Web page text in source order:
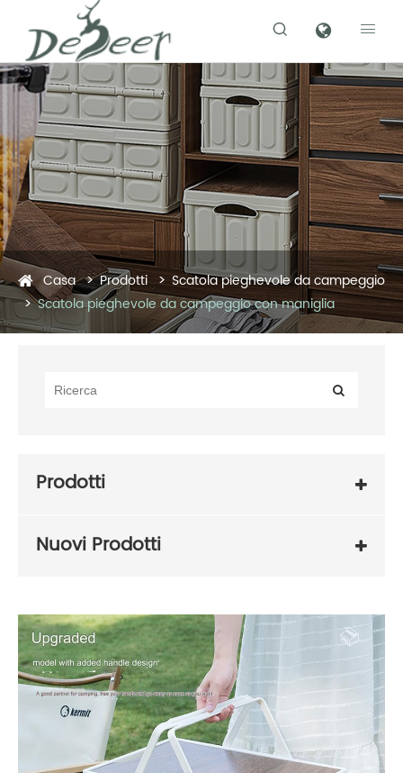
 
Casa Prodotti
Scatola pieghevole da campeggio
Scatola pieghevole da campeggio con maniglia
Prodotti
Nuovi Prodotti